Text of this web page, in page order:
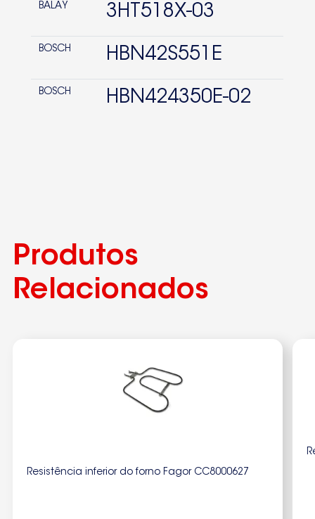
BALAY 3HT518X-03
BOSCH HBN42S551E
BOSCH HBN424350E-02
Produtos
Relacionados
Resistência inferior do forno Fagor CC8000627